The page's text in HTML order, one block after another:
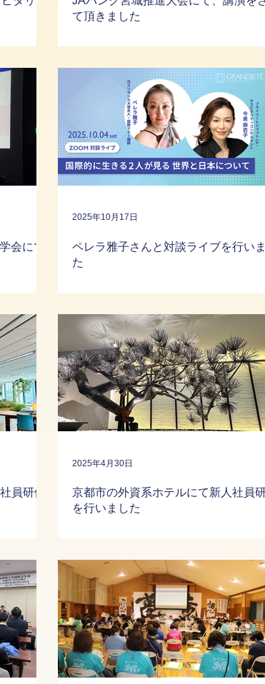
て頂きました
会にて
ペレラ雅子さんと対談ライブを行いま
た
2025年10月17日
員研修
京都市の外資系ホテルにて新人社員研
を行いました
2025年4月30日